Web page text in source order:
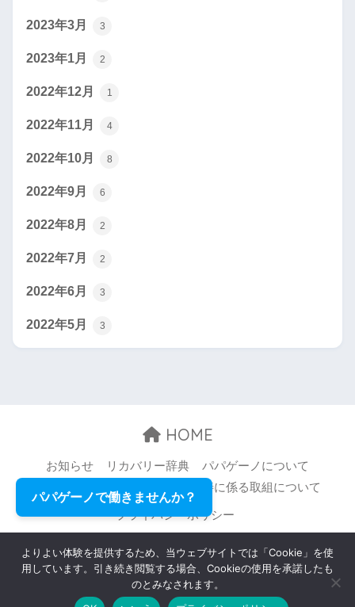
2023年3月 3
2023年1月 2
2022年12月 1
2022年11月 4
2022年10月 8
2022年9月 6
2022年8月 2
2022年7月 2
2022年6月 3
2022年5月 3
HOME
お知らせ リカバリー辞典
パパゲーノについて
職場環境等の改善に係る取組について
プライバシーポリシー
© 2026 Papageno,Inc. All rights reserved.
パパゲーノで働きませんか？
よりよい体験を提供するため、当ウェブサイトでは「Cookie」を使
用しています。引き続き閲覧する場合、Cookieの使用を承諾したも
のとみなされます。